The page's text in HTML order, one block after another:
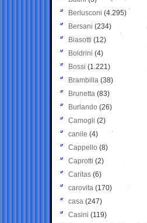
Berlusconi (4.295)
Bersani (234)
Biasotti (12)
Boldrini (4)
Bossi (1.221)
Brambilla (38)
Brunetta (83)
Burlando (26)
Camogli (2)
canile (4)
Cappello (8)
Caprotti (2)
Caritas (6)
carovita (170)
casa (247)
Casini (119)